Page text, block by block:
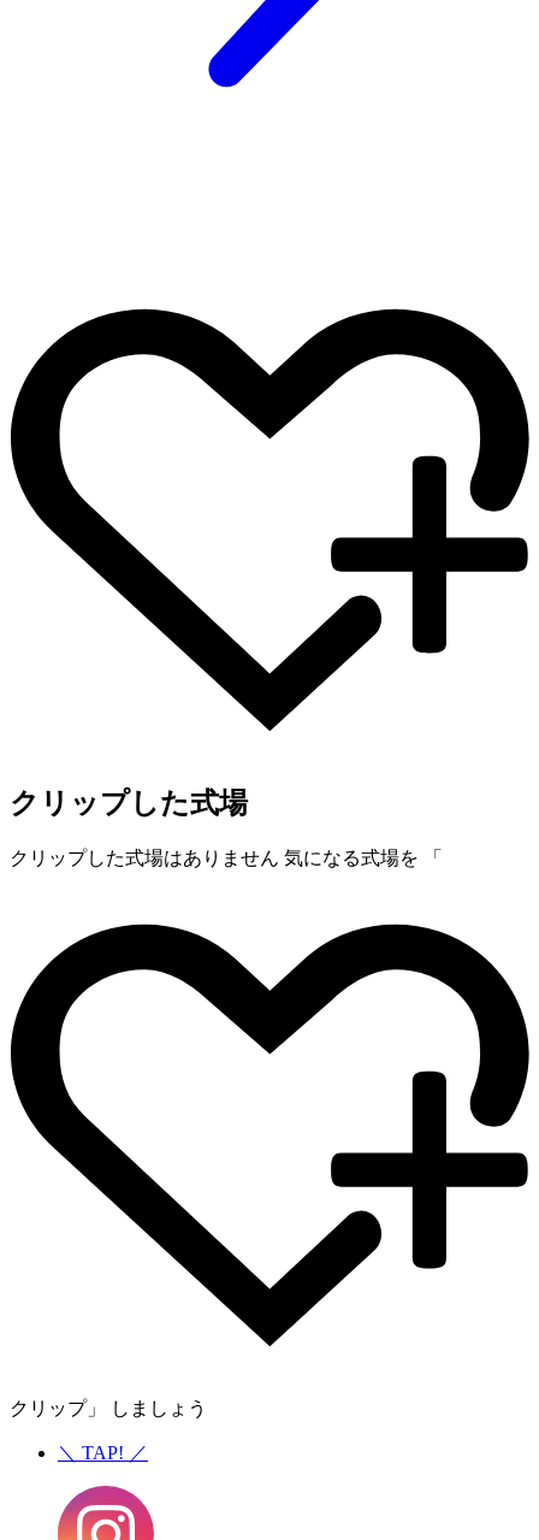
クリップした式場
クリップした式場はありません 気になる式場を 「
クリップ」 しましょう
＼ TAP! ／